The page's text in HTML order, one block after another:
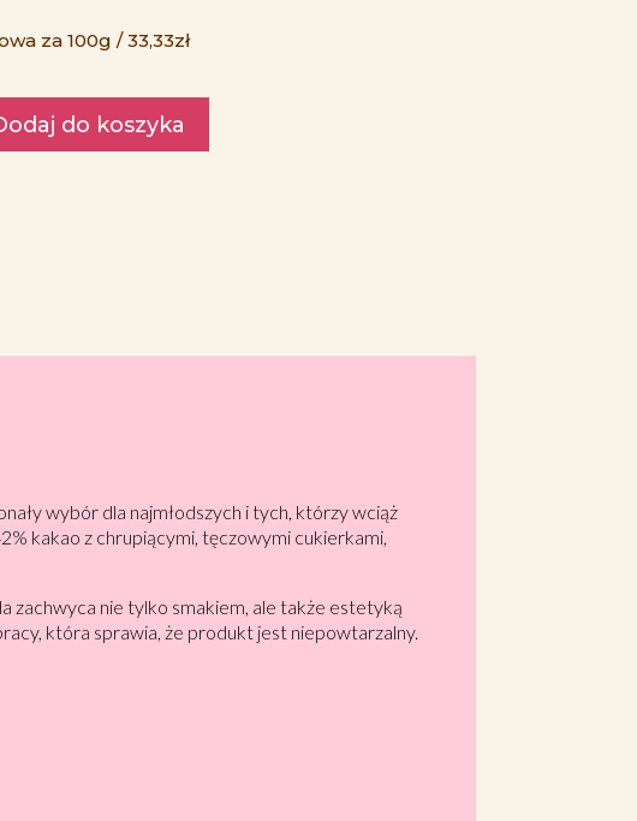
za 100g / 33,33zł
do koszyka
wybór dla najmłodszych i tych, którzy wciąż
kakao z chrupiącymi, tęczowymi cukierkami,
zachwyca nie tylko smakiem, ale także estetyką
która sprawia, że produkt jest niepowtarzalny.